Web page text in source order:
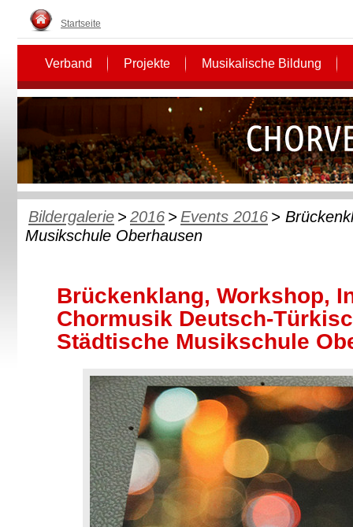
Startseite
Verband Projekte Musikalische Bildung
Bildergalerie > 2016 > Events 2016 >
Musikschule Oberhausen
Brückenklang, Workshop,
Chormusik Deutsch-
Städtische Musikschule